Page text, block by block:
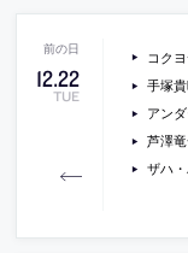
12.22
TUE
コク
手塚
アン
芦澤
ザハ・